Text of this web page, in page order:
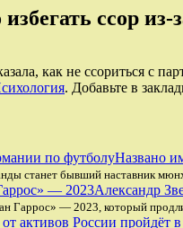
ссор
как не ссориться с
. Добавьте в
Названо
станет бывший наставник
Александр
Гаррос» — 2023, который